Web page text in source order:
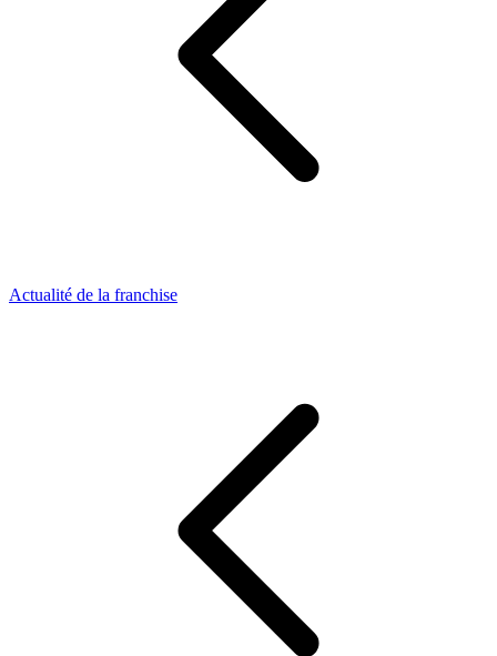
Actualité de la franchise